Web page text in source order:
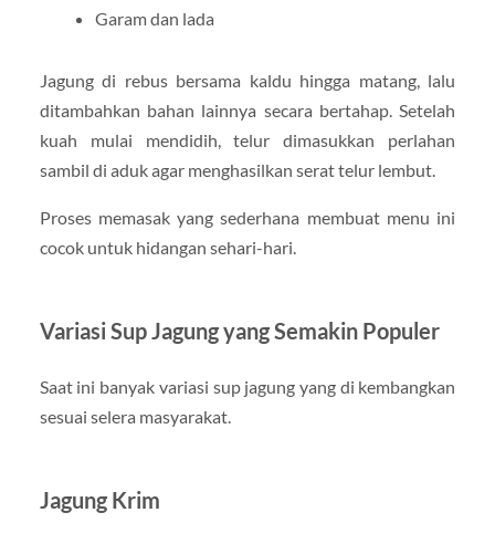
Garam dan lada
Jagung di rebus bersama kaldu hingga matang, lalu
ditambahkan bahan lainnya secara bertahap. Setelah
kuah mulai mendidih, telur dimasukkan perlahan
sambil di aduk agar menghasilkan serat telur lembut.
Proses memasak yang sederhana membuat menu ini
cocok untuk hidangan sehari-hari.
Variasi Sup Jagung yang Semakin Populer
Saat ini banyak variasi sup jagung yang di kembangkan
sesuai selera masyarakat.
Jagung Krim